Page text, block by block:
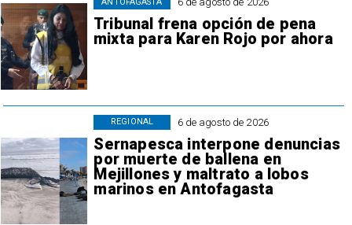
Tribunal frena opción de pena
mixta para Karen Rojo por ahora
6 de agosto de 2026
Sernapesca interpone denuncias
por muerte de ballena en
Mejillones y maltrato a lobos
marinos en Antofagasta
REGIONAL